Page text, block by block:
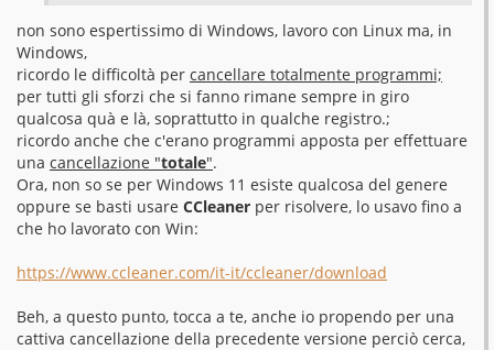
non sono espertissimo di Windows, lavoro con Linux ma, in
Windows,
ricordo le difficoltà per cancellare totalmente programmi;
per tutti gli sforzi che si fanno rimane sempre in giro
qualcosa quà e là, soprattutto in qualche registro.;
ricordo anche che c'erano programmi apposta per effettuare
una cancellazione "totale".
Ora, non so se per Windows 11 esiste qualcosa del genere
oppure se basti usare CCleaner per risolvere, lo usavo fino a
che ho lavorato con Win:
https://www.ccleaner.com/it-it/ccleaner/download
Beh, a questo punto, tocca a te, anche io propendo per una
cattiva cancellazione della precedente versione perciò cerca,